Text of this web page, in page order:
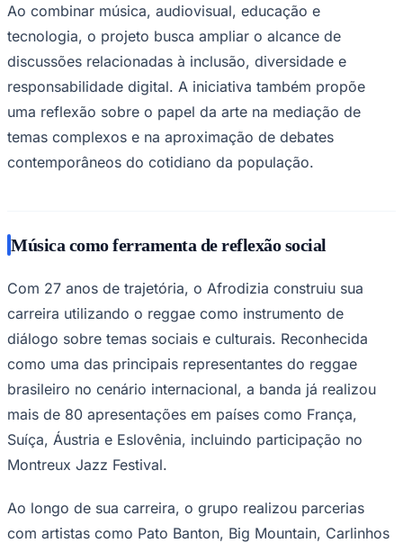
São Paulo
Ao combinar música, audiovisual, educação e
tecnologia, o projeto busca ampliar o alcance de
discussões relacionadas à inclusão, diversidade e
responsabilidade digital. A iniciativa também propõe
uma reflexão sobre o papel da arte na mediação de
temas complexos e na aproximação de debates
contemporâneos do cotidiano da população.
Música como ferramenta de reflexão social
Com 27 anos de trajetória, o Afrodizia construiu sua
carreira utilizando o reggae como instrumento de
diálogo sobre temas sociais e culturais. Reconhecida
como uma das principais representantes do reggae
brasileiro no cenário internacional, a banda já realizou
mais de 80 apresentações em países como França,
Suíça, Áustria e Eslovênia, incluindo participação no
Montreux Jazz Festival.
Ao longo de sua carreira, o grupo realizou parcerias
com artistas como Pato Banton, Big Mountain, Carlinhos